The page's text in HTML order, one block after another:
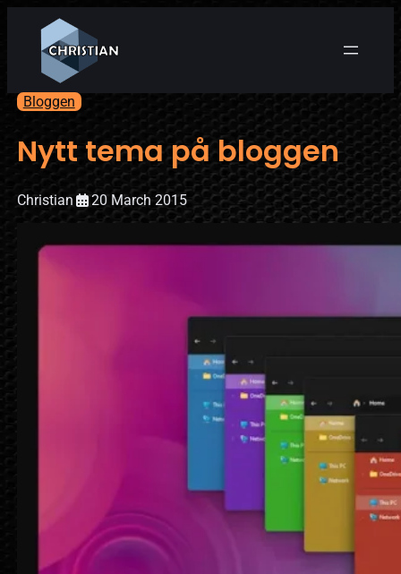
Bloggen
Nytt tema på bloggen
Christian 20 March 2015